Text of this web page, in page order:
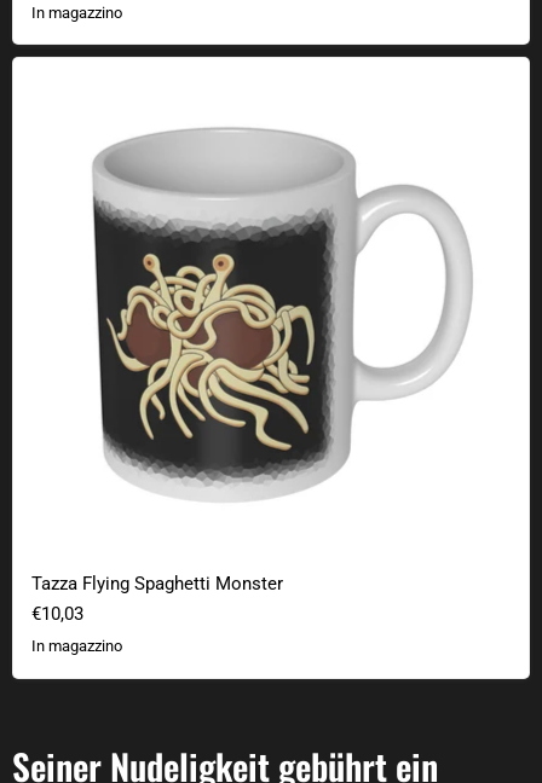
In magazzino
Tazza Flying Spaghetti Monster
€10,03
In magazzino
Seiner Nudeligkeit gebührt ein